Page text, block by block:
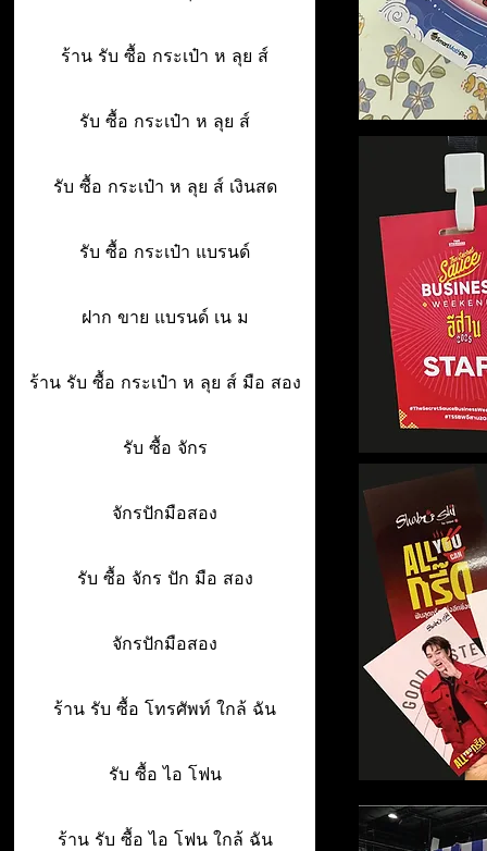
ร้าน รับ ซื้อ กระเป๋า ห ลุย ส์
รับ ซื้อ กระเป๋า ห ลุย ส์
รับ ซื้อ กระเป๋า ห ลุย ส์ เงินสด
รับ ซื้อ กระเป๋า แบรนด์
ฝาก ขาย แบรนด์ เน ม
ร้าน รับ ซื้อ กระเป๋า ห ลุย ส์ มือ สอง
รับ ซื้อ จักร
จักรปักมือสอง
รับ ซื้อ จักร ปัก มือ สอง
จักรปักมือสอง
ร้าน รับ ซื้อ โทรศัพท์ ใกล้ ฉัน
รับ ซื้อ ไอ โฟน
ร้าน รับ ซื้อ ไอ โฟน ใกล้ ฉัน